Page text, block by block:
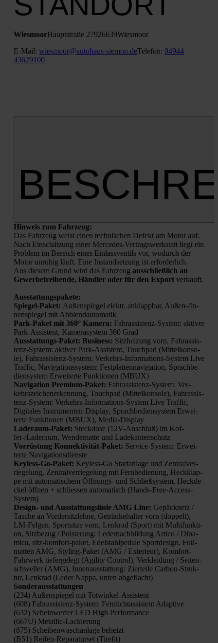
Wies­moorHaupt­stra­ße 27926639Wies­moor
E‑Mail: wiesmoor@autohaus-siemon.deTele­fon: 04944
43629100
Hin­weis zum Fahr­zeug:
Das Fahr­zeug weist einen tech­ni­schen Defekt am Motor auf.
Nach Ein­schät­zung einer Mer­ce­des-Ver­trags­werk­statt liegt ein
Pro­blem im Bereich eines Ein­lass­ven­tils vor, wodurch der
Motor unru­hig läuft. Eine Instand­set­zung ist erfor­der­lich.
Aus die­sem Grund wird das Fahr­zeug aus­schließ­lich an
Gewer­be­trei­ben­de, Händ­ler oder für den Export ver­kauft.
Aus­stat­tungs­pa­ke­te:
Spie­gel-Paket: Außen­spie­gel elektr. anklapp­bar, Außen-/In­
nen­spie­gel mit Abblend­au­to­ma­tik
Park-Paket mit 360° Kame­ra: Fahr­as­sis­tenz-Sys­tem: akti­ver
Park-Assis­tent, Kame­ra­sys­tem 360 Grad
Aus­stat­tungs-Paket: Busi­ness: Sitz­hei­zung vorn, Fahr­as­sis­
tenz-Sys­tem: akti­ver Park-Assis­tent, Touch­pad (Mit­tel­kon­so­
le), Fahr­as­sis­tenz-Sys­tem: Ver­kehrs-Infor­ma­ti­ons-Sys­tem Live
Traf­fic, Navi­ga­ti­ons­sys­tem: Fest­plat­ten­na­vi­ga­ti­on, Sprach­be­
di­en­sys­tem Erwei­ter­te Funk­tio­nen (MBUX)
Navi­ga­ti­on Pre­mi­um-Paket: Fahr­as­sis­tenz-Sys­tem: Ver­
kehrs­zei­chen­er­ken­nung, Touch­pad (Mit­tel­kon­so­le), Fahr­as­sis­
tenz-Sys­tem: Ver­kehrs-Infor­ma­ti­ons-Sys­tem Live Traf­fic,
Digi­ta­les Instru­men­ten-Dis­play, Sprach­be­di­en­sys­tem Erwei­
ter­te Funk­tio­nen (MBUX), Media-Dis­play
Lade­raum-Paket: Steck­do­se (12V-Anschluß) im Kof­
fer-/La­de­raum, Wen­de­mat­te und Lade­kan­ten­schutz
Vor­rüs­tung Kon­nek­ti­vi­tät-Paket: Ser­vice-Sys­tem: Erwei­
ter­te Navi­ga­ti­ons­diens­te
Keyl­ess-Go-Paket: Keyl­ess-Go Start­an­la­ge und Zen­tral­ver­
rie­ge­lung, Zen­tral­ver­rie­ge­lung mit Fern­be­die­nung, Heck­klap­
pe mit auto­ma­ti­schem Öff­nungs- und Schließ­sys­tem, Heck­de­
ckel öff­nen + schlies­sen auto­ma­tisch (Hands-Free-Access-
Sys­tem)
Design- und Aus­stat­tungs­li­nie AMG Line: Gepäck­netz /
Tasche an Vor­der­sitz­leh­ne, Geträn­ke­hal­ter vorn (dop­pelt),
LM-Fel­gen, Sport­sit­ze vorn, Lenk­rad (Sport) mit Mul­ti­funk­ti­
on, Sitz­be­zug / Pols­te­rung: Leder­nach­bil­dung Arti­co / Dina­
mi­ca, sitz-kom­fort-paket, Edel­stahl­pe­da­le Sport­de­sign, Fuß­
mat­ten AMG, Sty­ling-Paket (AMG / Exte­ri­eur), Kom­fort-
Fahr­werk tie­fer­ge­legt (Agi­li­ty Con­trol), Ver­klei­dung / Sei­ten­
schwel­ler (AMG), Innen­aus­stat­tung: Zier­tei­le Car­bon-Struk­
tur, Lenk­rad (Leder Nap­pa, unten abge­flacht)
Son­der­aus­stat­tun­gen
(234) Außen­spie­gel mit Tot­win­kel-Assis­tent
(608) Fahr­as­sis­tenz-Sys­tem: Fern­licht­as­sis­tent Adap­ti­ve
(632) Schein­wer­fer LED High Per­for­mance
(667U) Metal­lic-Lackie­rung
(875) Schei­ben­wasch­an­la­ge beheizt
(B51) Rei­fen-Repa­ra­tur­set (Tire­fit)